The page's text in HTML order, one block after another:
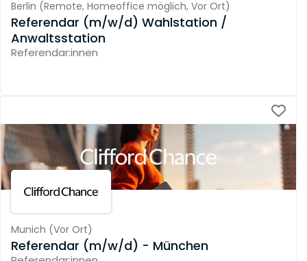
Berlin (Remote, Homeoffice möglich, Vor Ort)
Referendar (m/w/d) Wahlstation /
Anwaltsstation
Referendar:innen
Munich (Vor Ort)
Referendar (m/w/d) - München